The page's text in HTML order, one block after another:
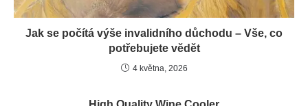
Jak se počítá výše invalidního důchodu – Vše, co
potřebujete vědět
4 května, 2026